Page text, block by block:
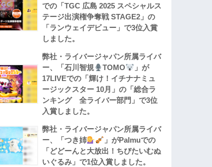
での「TGC 広島 2025 スペシャルス
テージ出演権争奪戦 STAGE2」の
「ランウェイデビュー」で3位入賞
しました。
弊社・ライバージャパン所属ライバ
ー、「石川智規
TOMO
」が
17LIVEでの「輝け！イチナナミュ
ージックスター 10月」の「総合ラ
ンキング 全ライバー部門」で3位
入賞しました。
弊社・ライバージャパン所属ライバ
ー、「つき姉
」がPalmuでの
「どどーんと大放出！ちびたいむぬ
いぐるみ」で1位入賞しました。